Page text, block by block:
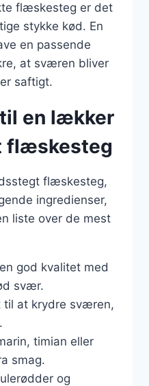
flæskesteg er det
stykke kød. En
en passende
at sværen bliver
saftigt.
en lækker
flæskesteg
flæskesteg,
ingredienser,
liste over de mest
god kvalitet med
svær.
til at krydre sværen,
timian eller
smag.
og